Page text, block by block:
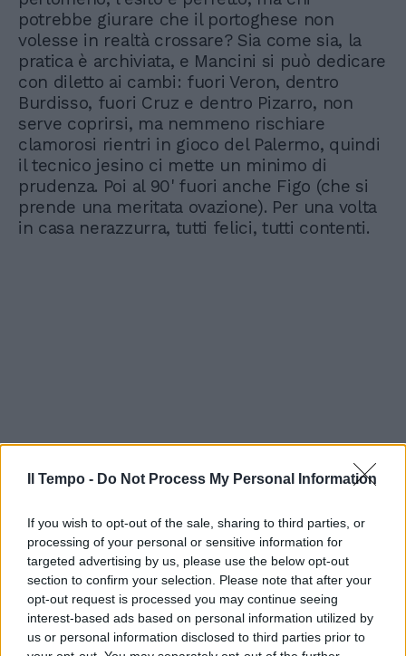
Il Tempo - Do Not Process My Personal Information
If you wish to opt-out of the sale, sharing to third parties, or
processing of your personal or sensitive information for
targeted advertising by us, please use the below opt-out
section to confirm your selection. Please note that after your
opt-out request is processed you may continue seeing
interest-based ads based on personal information utilized by
us or personal information disclosed to third parties prior to
potrebbe giurare che il portoghese non
volesse in realtà crossare? Sia come sia, la
pratica è archiviata, e Mancini si può dedicare
con diletto ai cambi: fuori Veron, dentro
Burdisso, fuori Cruz e dentro Pizarro, non
serve coprirsi, ma nemmeno rischiare
clamorosi rientri in gioco del Palermo, quindi
il tecnico jesino ci mette un minimo di
prudenza. Poi al 90' fuori anche Figo (che si
prende una meritata ovazione). Per una volta
in casa nerazzurra, tutti felici, tutti contenti.